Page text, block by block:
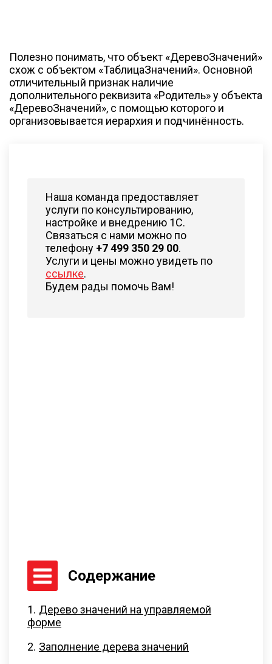
Полезно понимать, что объект «ДеревоЗначений»
схож с объектом «ТаблицаЗначений». Основной
отличительный признак наличие
дополнительного реквизита «Родитель» у объекта
«ДеревоЗначений», с помощью которого и
организовывается иерархия и подчинённость.
Наша команда предоставляет
услуги по консультированию,
настройке и внедрению 1С.
Связаться с нами можно по
телефону +7 499 350 29 00.
Услуги и цены можно увидеть по
ссылке.
Будем рады помочь Вам!
Содержание
Дерево значений на управляемой
форме
Заполнение дерева значений